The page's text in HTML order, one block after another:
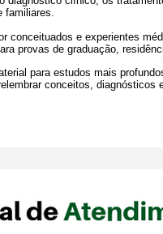
familiares.
conceituados e experientes
provas de graduação,
para estudos mais
conceitos,